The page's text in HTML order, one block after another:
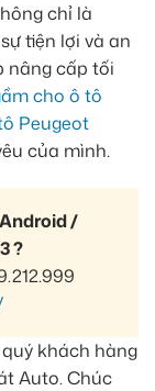
chỉ là
tiện lợi và an
nâng cấp tối
cho ô tô
Peugeot
của mình.
/
?
khách hàng
Auto. Chúc